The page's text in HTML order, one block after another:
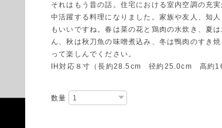
それはもう昔の話。住宅における室内空調の充
中活躍する料理になりました。家族や友人、知
もいいですね。春は菜の花と鶏肉の水炊き、夏
ん、秋は秋刀魚の味噌煮込み、冬は鴨肉のすき
って楽しんでください。
IH対応８寸（長約28.5cm 径約25.0cm 高約
数量